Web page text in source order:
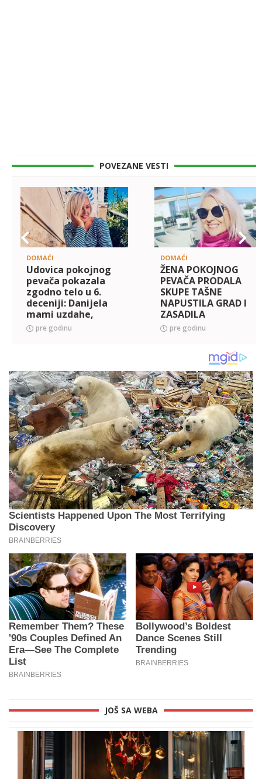
POVEZANE VESTI
DOMAĆI
Udovica pokojnog
pevača pokazala
zgodno telo u 6.
deceniji: Danijela
mami uzdahe,
pogledajte fotku
koju svi
pre godinu
DOMAĆI
ŽENA POKOJNOG
PEVAČA PRODALA
SKUPE TAŠNE
NAPUSTILA GRAD I
ZASADILA
MASLINJAK! Preko
noći prelomila, a
je IZNENAĐENJE: Svi
su mi go
pre godinu
JOŠ SA WEBA